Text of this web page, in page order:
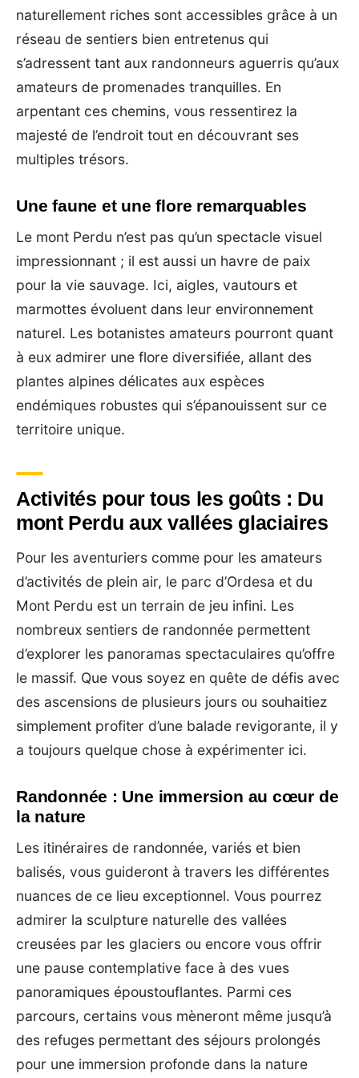
naturellement riches sont accessibles grâce à un
réseau de sentiers bien entretenus qui
s’adressent tant aux randonneurs aguerris qu’aux
amateurs de promenades tranquilles. En
arpentant ces chemins, vous ressentirez la
majesté de l’endroit tout en découvrant ses
multiples trésors.
Une faune et une flore remarquables
Le mont Perdu n’est pas qu’un spectacle visuel
impressionnant ; il est aussi un havre de paix
pour la vie sauvage. Ici, aigles, vautours et
marmottes évoluent dans leur environnement
naturel. Les botanistes amateurs pourront quant
à eux admirer une flore diversifiée, allant des
plantes alpines délicates aux espèces
endémiques robustes qui s’épanouissent sur ce
territoire unique.
Activités pour tous les goûts : Du
mont Perdu aux vallées glaciaires
Pour les aventuriers comme pour les amateurs
d’activités de plein air, le parc d’Ordesa et du
Mont Perdu est un terrain de jeu infini. Les
nombreux sentiers de randonnée permettent
d’explorer les panoramas spectaculaires qu’offre
le massif. Que vous soyez en quête de défis avec
des ascensions de plusieurs jours ou souhaitiez
simplement profiter d’une balade revigorante, il y
a toujours quelque chose à expérimenter ici.
Randonnée : Une immersion au cœur de
la nature
Les itinéraires de randonnée, variés et bien
balisés, vous guideront à travers les différentes
nuances de ce lieu exceptionnel. Vous pourrez
admirer la sculpture naturelle des vallées
creusées par les glaciers ou encore vous offrir
une pause contemplative face à des vues
panoramiques époustouflantes. Parmi ces
parcours, certains vous mèneront même jusqu’à
des refuges permettant des séjours prolongés
pour une immersion profonde dans la nature